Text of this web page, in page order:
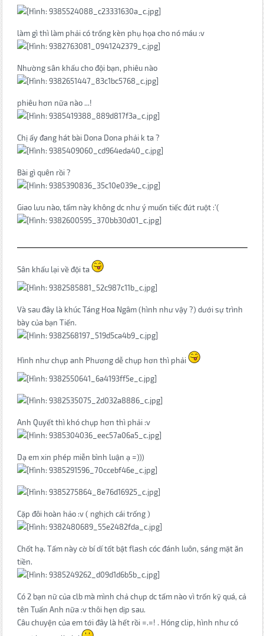
làm gì thì làm phải có trống kèn phụ họa cho nó máu :v
Nhường sân khấu cho đội bạn, phiêu nào
phiêu hơn nữa nào ...!
Chị ấy đang hát bài Dona Dona phải k ta ?
Bài gì quên rồi ?
Giao lưu nào, tấm này không dc như ý muốn tiếc đứt ruột :'(
Sân khấu lại về đội ta
Và sau đây là khúc Táng Hoa Ngâm (hình như vậy ?) dưới sự trình
bày của bạn Tiến.
Hình như chụp anh Phương dễ chụp hơn thì phải
Anh Quyết thì khó chụp hơn thì phải :v
Dạ em xin phép miễn bình luận ạ =)))
Cặp đôi hoàn hảo :v ( nghịch cái trống )
Chốt hạ. Tấm này cờ bí dí tốt bật flash cóc đánh luôn, sáng mặt ăn
tiền.
Có 2 bạn nữ của clb mà mình chả chụp dc tấm nào vì trốn kỹ quá, cả
tên Tuấn Anh nữa :v thôi hẹn dịp sau.
Câu chuyện của em tới đây là hết rồi =.=! . Hóng clip, hình như có